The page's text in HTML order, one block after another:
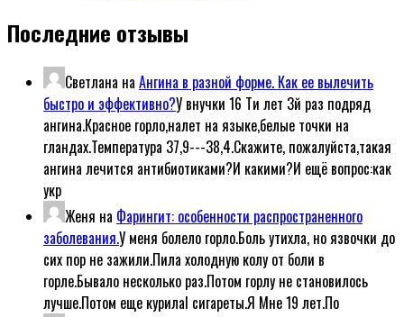
Последние отзывы
Светлана на Ангина в разной форме. Как ее вылечить
быстро и эффективно?У внучки 16 Ти лет 3й раз подряд
ангина.Красное горло,налет на языке,белые точки на
гландах.Температура 37,9---38,4.Скажите, пожалуйста,такая
ангина лечится антибиотиками?И какими?И ещё вопрос:как
укр
Женя на Фарингит: особенности распространенного
заболевания.У меня болело горло.Боль утихла, но язвочки до
сих пор не зажили.Пила холодную колу от боли в
горле.Бывало несколько раз.Потом горлу не становилось
лучше.Потом еще курилаl сигареты.Я Мне 19 лет.По